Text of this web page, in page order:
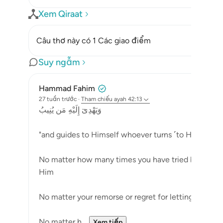
Xem Qiraat
Câu thơ này có 1 Các giao điểm
Suy ngẫm
Hammad Fahim
27 tuần trước · Tham chiếu ayah 42:13
وَيَهْدِىٓ إِلَيْهِ مَن يُنِيبُ
"and guides to Himself whoever turns ˹to Him˺
No matter how many times you have tried but
Him
No matter your remorse or regret for letting go,